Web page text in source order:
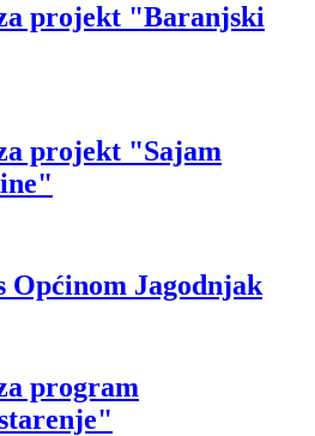
projekt "Baranjski
projekt "Sajam
Općinom Jagodnjak
program